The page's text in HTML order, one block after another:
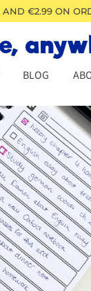
AND €2.99 ON
BLOG